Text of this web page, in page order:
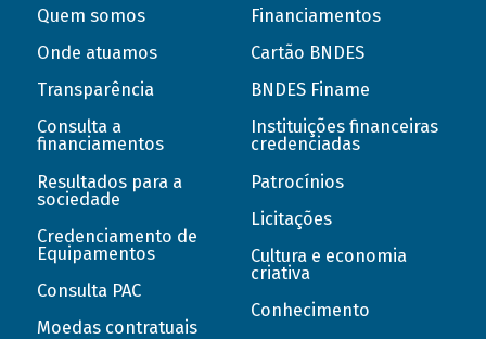
Quem somos
Onde atuamos
Transparência
Consulta a
financiamentos
Resultados para a
sociedade
Credenciamento de
Equipamentos
Consulta PAC
Moedas contratuais
Financiamentos
Cartão BNDES
BNDES Finame
Instituições financeiras
credenciadas
Patrocínios
Licitações
Cultura e economia
criativa
Conhecimento